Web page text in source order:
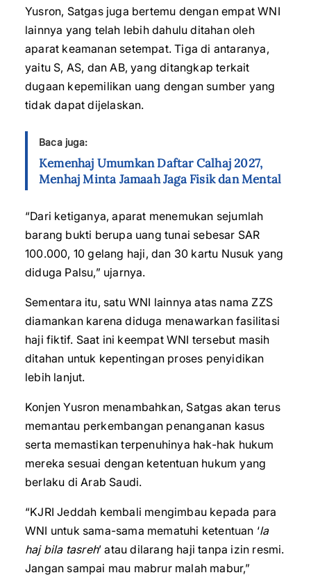
Yusron, Satgas juga bertemu dengan empat WNI
lainnya yang telah lebih dahulu ditahan oleh
aparat keamanan setempat. Tiga di antaranya,
yaitu S, AS, dan AB, yang ditangkap terkait
dugaan kepemilikan uang dengan sumber yang
tidak dapat dijelaskan.
Baca juga:
Kemenhaj Umumkan Daftar Calhaj 2027,
Menhaj Minta Jamaah Jaga Fisik dan Mental
“Dari ketiganya, aparat menemukan sejumlah
barang bukti berupa uang tunai sebesar SAR
100.000, 10 gelang haji, dan 30 kartu Nusuk yang
diduga Palsu,” ujarnya.
Sementara itu, satu WNI lainnya atas nama ZZS
diamankan karena diduga menawarkan fasilitasi
haji fiktif. Saat ini keempat WNI tersebut masih
ditahan untuk kepentingan proses penyidikan
lebih lanjut.
Konjen Yusron menambahkan, Satgas akan terus
memantau perkembangan penanganan kasus
serta memastikan terpenuhinya hak-hak hukum
mereka sesuai dengan ketentuan hukum yang
berlaku di Arab Saudi.
“KJRI Jeddah kembali mengimbau kepada para
WNI untuk sama-sama mematuhi ketentuan ‘la
haj bila tasreh’ atau dilarang haji tanpa izin resmi.
Jangan sampai mau mabrur malah mabur,”